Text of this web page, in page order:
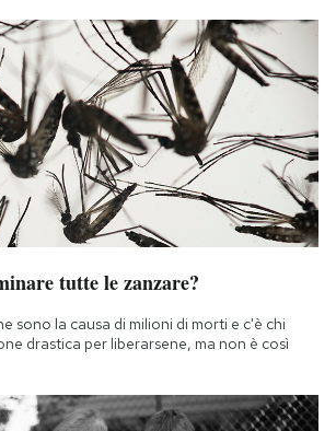
tutte le zanzare?
sono la causa di milioni di morti e c'è chi
drastica per liberarsene, ma non è così